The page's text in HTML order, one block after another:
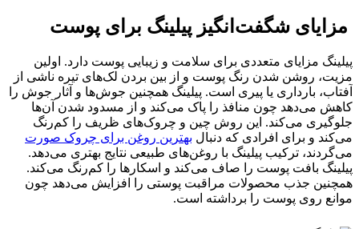
مزایای شگفت‌انگیز پیلینگ برای پوست
پیلینگ مزایای متعددی برای سلامت و زیبایی پوست دارد. اولین
مزیت، روشن شدن رنگ پوست و از بین بردن لک‌های تیره ناشی از
آفتاب، بارداری یا پیری است. پیلینگ همچنین جوش‌ها و آثار جوش را
کاهش می‌دهد چون منافذ را پاک می‌کند و از مسدود شدن آن‌ها
جلوگیری می‌کند. این روش چین و چروک‌های ظریف را کم‌رنگ
می‌کند و برای افرادی که دنبال بهترین روغن برای چروک صورت
می‌گردند، ترکیب پیلینگ با روغن‌های طبیعی نتایج بهتری می‌دهد.
پیلینگ بافت پوست را صاف می‌کند و اسکارها را کم‌رنگ می‌کند.
همچنین جذب محصولات مراقبت پوستی را افزایش می‌دهد چون
موانع روی پوست را برداشته است.